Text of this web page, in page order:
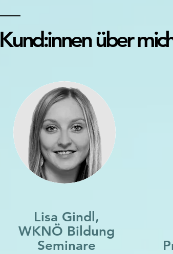
Kund:innen über
Lisa Gindl,
WKNÖ Bildung
Seminare